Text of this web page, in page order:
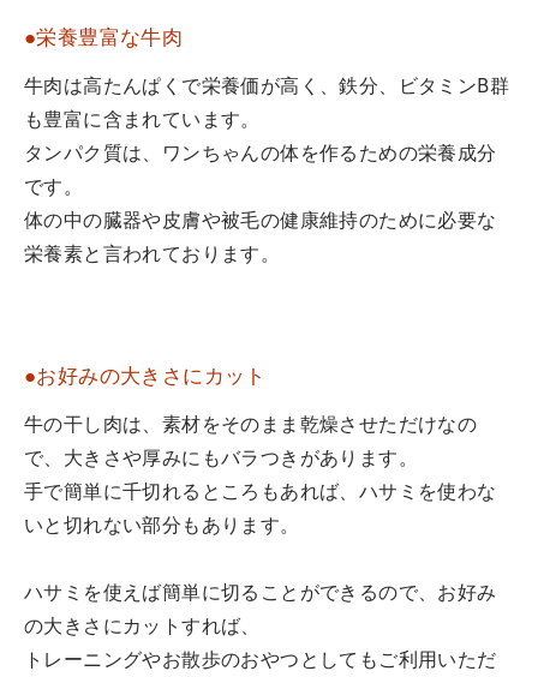
●栄養豊富な牛肉
牛肉は高たんぱくで栄養価が高く、鉄分、ビタミンB群
も豊富に含まれています。
タンパク質は、ワンちゃんの体を作るための栄養成分
です。
体の中の臓器や皮膚や被毛の健康維持のために必要な
栄養素と言われております。
●お好みの大きさにカット
牛の干し肉は、素材をそのまま乾燥させただけなの
で、大きさや厚みにもバラつきがあります。
手で簡単に千切れるところもあれば、ハサミを使わな
いと切れない部分もあります。
ハサミを使えば簡単に切ることができるので、お好み
の大きさにカットすれば、
トレーニングやお散歩のおやつとしてもご利用いただ